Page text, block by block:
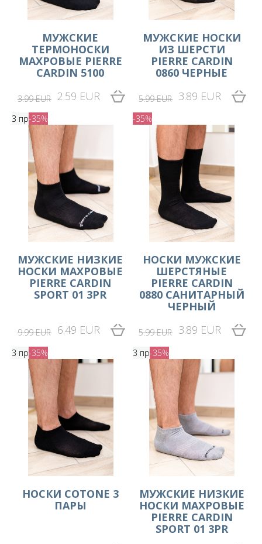
МУЖСКИЕ
ТЕРМОНОСКИ
МАХРОВЫЕ PIERRE
CARDIN 5100
3.99 EUR 2.59 EUR
МУЖСКИЕ НОСКИ
ИЗ ШЕРСТИ
PIERRE CARDIN
0860 ЧЕРНЫЕ
5.99 EUR 3.89 EUR
3 пр-35%
МУЖСКИЕ НИЗКИЕ
НОСКИ МАХРОВЫЕ
PIERRE CARDIN
SPORT 01 3PR
9.99 EUR 6.49 EUR
-35%
НОСКИ МУЖСКИЕ
ШЕРСТЯНЫЕ
PIERRE CARDIN
0880 САНИТАРНЫЙ
ЧЕРНЫЙ
5.99 EUR 3.89 EUR
3 пр-35%
HОСКИ COTONE 3
ПАРЫ
3 пр-35%
МУЖСКИЕ НИЗКИЕ
НОСКИ МАХРОВЫЕ
PIERRE CARDIN
SPORT 01 3PR